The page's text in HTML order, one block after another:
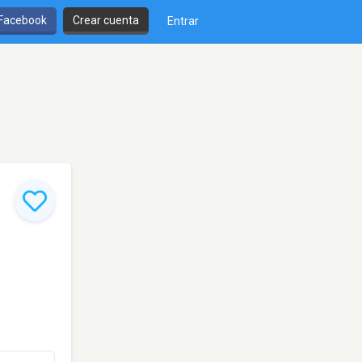
Crear cuenta Entrar